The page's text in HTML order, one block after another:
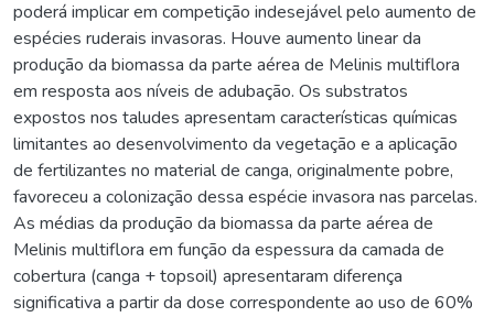
poderá implicar em competição indesejável pelo aumento de
espécies ruderais invasoras. Houve aumento linear da
produção da biomassa da parte aérea de Melinis multiflora
em resposta aos níveis de adubação. Os substratos
expostos nos taludes apresentam características químicas
limitantes ao desenvolvimento da vegetação e a aplicação
de fertilizantes no material de canga, originalmente pobre,
favoreceu a colonização dessa espécie invasora nas parcelas.
As médias da produção da biomassa da parte aérea de
Melinis multiflora em função da espessura da camada de
cobertura (canga + topsoil) apresentaram diferença
significativa a partir da dose correspondente ao uso de 60%